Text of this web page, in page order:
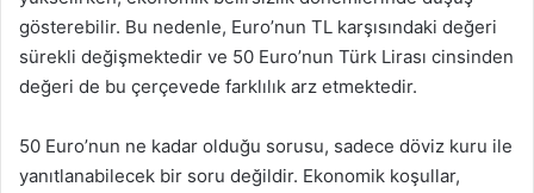
gösterebilir. Bu nedenle, Euro’nun TL karşısındaki değeri
sürekli değişmektedir ve 50 Euro’nun Türk Lirası cinsinden
değeri de bu çerçevede farklılık arz etmektedir.
50 Euro’nun ne kadar olduğu sorusu, sadece döviz kuru ile
yanıtlanabilecek bir soru değildir. Ekonomik koşullar,